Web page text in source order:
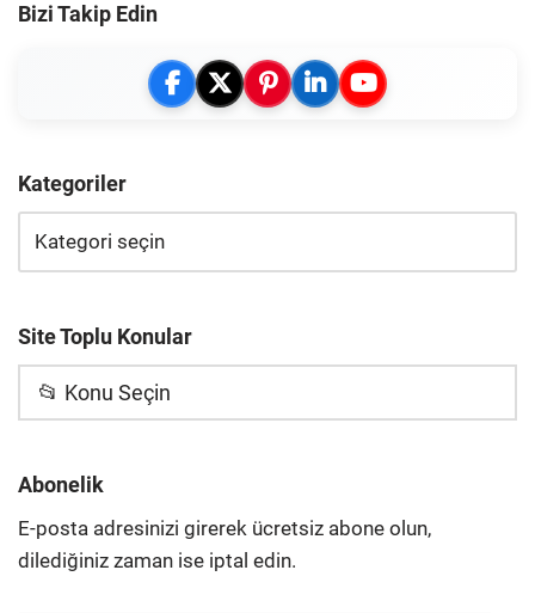
Bizi Takip Edin
Kategoriler
Site Toplu Konular
📂 Konu Seçin
Abonelik
E-posta adresinizi girerek ücretsiz abone olun,
dilediğiniz zaman ise iptal edin.